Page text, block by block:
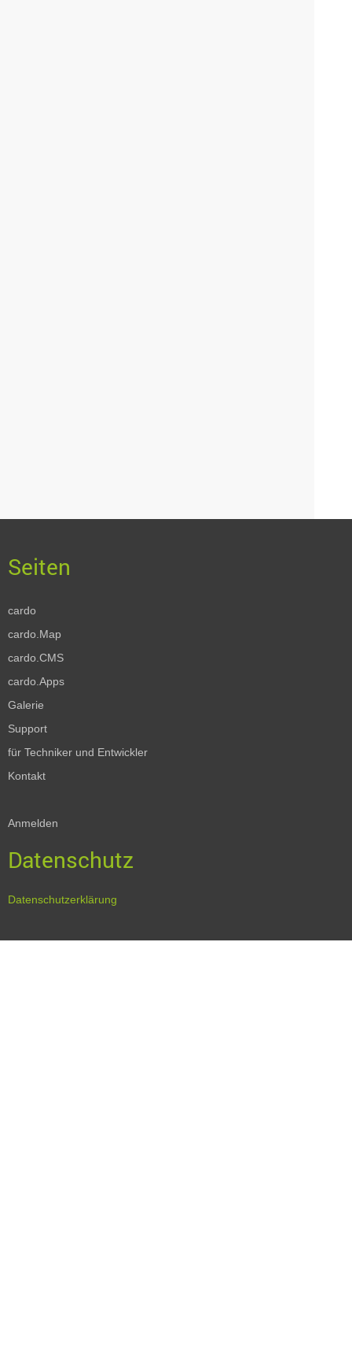
cardo
cardo.Map
cardo.CMS
cardo.Apps
Galerie
Support
für Techniker und Entwickler
Kontakt
Anmelden
Datenschutz
Datenschutzerklärung